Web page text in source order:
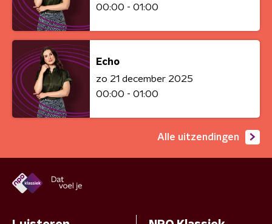
00:00 - 01:00
Echo
zo 21 december 2025
00:00 - 01:00
Alle uitzendingen